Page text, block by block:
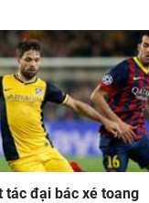
tác đại bác xé toang